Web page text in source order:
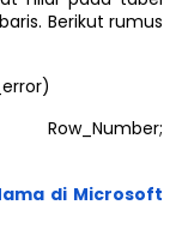
Berikut rumus
di Microsoft